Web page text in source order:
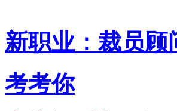
新职业：裁员顾
考考你